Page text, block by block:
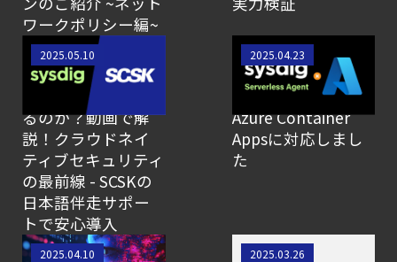
ワークポリシー編~
【SCSK技術者によ
るブログ】なぜ
今、Sysdigが選ばれ
るのか？動画で解
説！クラウドネイ
ティブセキュリティ
の最前線 - SCSKの
日本語伴走サポー
トで安心導入
2025.05.10
【SCSK技術者によ
るブログ】
Serverless Agentが
Azure Container
Appsに対応しまし
た
2025.04.23
【SCSK技術者によ
2025.04.10
【SCSK技術者によ
2025.03.26